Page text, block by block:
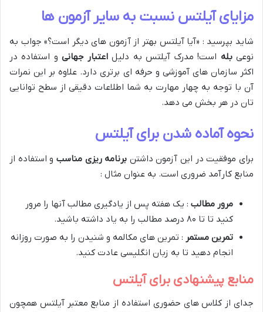
مزایای آیلتس نسبت به سایر آزمون ها
شاید بپرسید : «آیا آیلتس بهتر از آزمون های دیگر است؟» جواب به
نوعیبله است! مدرک آیلتس به دلیل اعتبار جهانی و استفاده در
اکثر سازمان های آموزشی و حرفه ای برتری دارد. علاوه بر این نمرات
آن با توجه به چهار مهارت به شما اطلاعات دقیقی از سطح توانایی
تان در هر بخش می دهد​.
نحوه آماده شدن برای آیلتس
برای موفقیت در این آزمون داشتن برنامه ریزی مناسب و استفاده از
منابع کارآمد ضروری است. به عنوان مثال :
مرور مطالب : یک هفته پس از یادگیری مطالب آنها را مرور
کنید تا تا ۸۰ درصد مطالب را به یاد داشته باشید​.
تمرین مستمر : تمرین های مکالمه و شنیدن را به صورت روزانه
انجام دهید تا به زبان انگلیسی عادت کنید​​.
منابع پیشنهادی برای آیلتس
جدای از کلاس های حضوری استفاده از منابع معتبر آیلتس همچون